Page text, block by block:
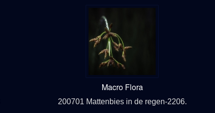
Macro Flora
200701 Mattenbies in de regen-2206.